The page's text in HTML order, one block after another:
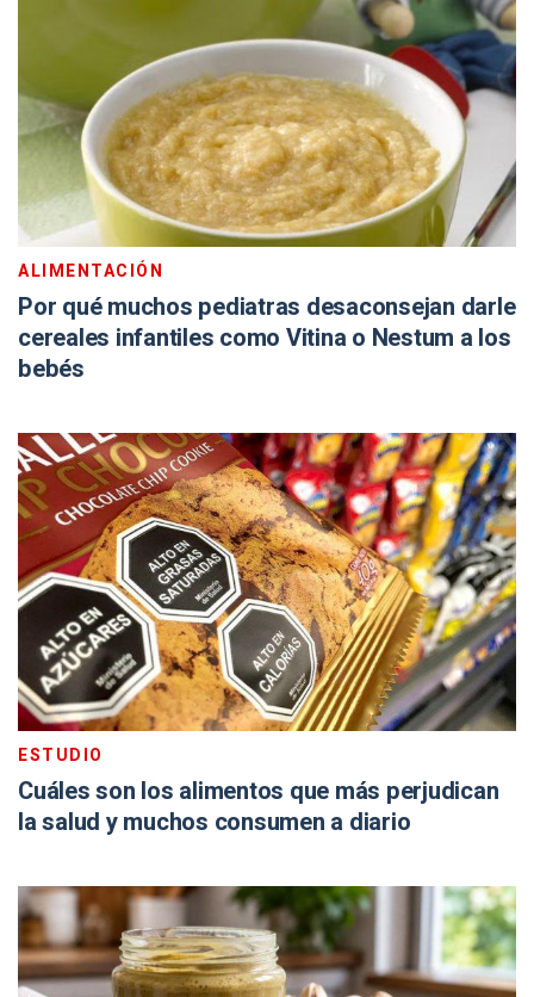
ALIMENTACIÓN
Por qué muchos pediatras desaconsejan darle
cereales infantiles como Vitina o Nestum a los
bebés
ESTUDIO
Cuáles son los alimentos que más perjudican
la salud y muchos consumen a diario